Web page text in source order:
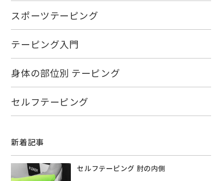
スポーツテーピング
テーピング入門
身体の部位別 テーピング
セルフテーピング
新着記事
セルフテーピング 肘の内側